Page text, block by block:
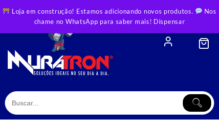
Loja em construção! Estamos adicionando novos produtos.
Nos
chame no WhatsApp para saber mais! Dispensar
to